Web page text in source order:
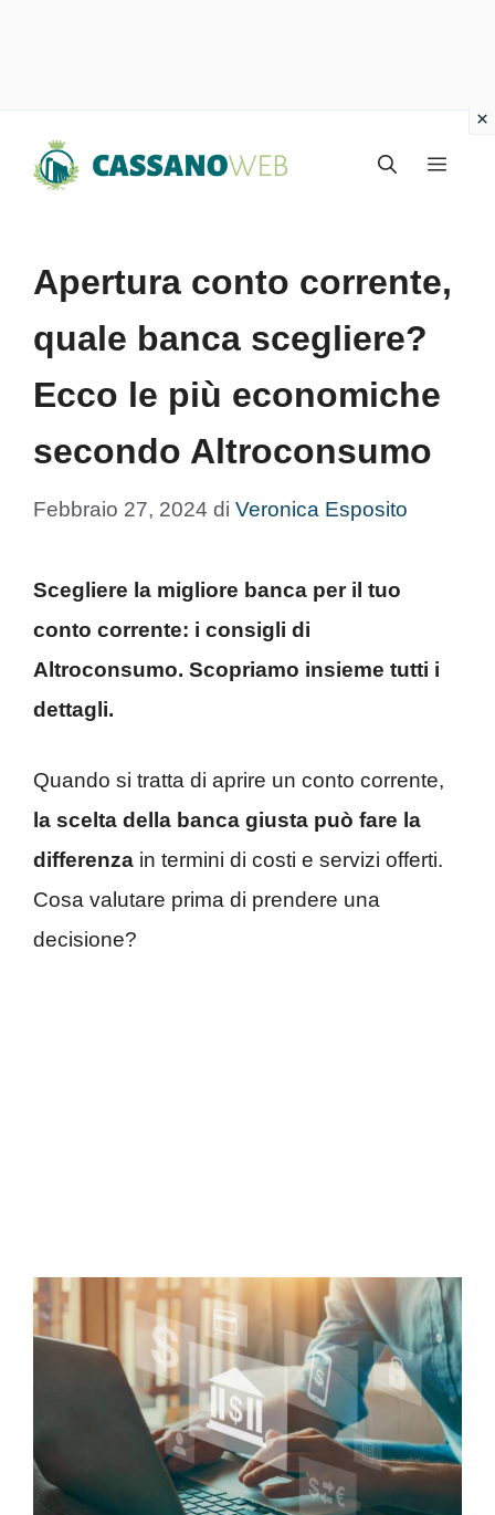
Menu
Apertura conto corrente,
quale banca scegliere?
Ecco le più economiche
secondo Altroconsumo
Febbraio 27, 2024 di Veronica Esposito
Scegliere la migliore banca per il tuo
conto corrente: i consigli di
Altroconsumo. Scopriamo insieme tutti i
dettagli.
Quando si tratta di aprire un conto corrente,
la scelta della banca giusta può fare la
differenza in termini di costi e servizi offerti.
Cosa valutare prima di prendere una
decisione?